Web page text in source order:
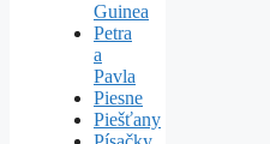
Guinea
Petra
a
Pavla
Piesne
Piešťany